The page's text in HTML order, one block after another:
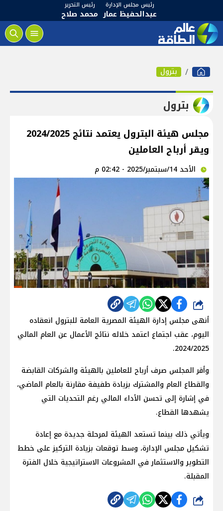
رئيس مجلس الإدارة
عبدالحفيظ عمار
رئيس التحرير
محمد صلاح
بترول
بترول
مجلس هيئة البترول يعتمد نتائج 2024/2025
ويقر أرباح العاملين
الأحد 14/سبتمبر/2025 - 02:42 م
شارك
أنهى مجلس إدارة الهيئة المصرية العامة للبترول انعقاده
اليوم، عقب اجتماع اعتمد خلاله نتائج الأعمال عن العام المالي
2024/2025.
وأقر المجلس صرف أرباح للعاملين بالهيئة والشركات القابضة
والقطاع العام والمشترك بزيادة طفيفة مقارنة بالعام الماضي،
في إشارة إلى تحسن الأداء المالي رغم التحديات التي
يشهدها القطاع.
ويأتي ذلك بينما تستعد الهيئة لمرحلة جديدة مع إعادة
تشكيل مجلس الإدارة، وسط توقعات بزيادة التركيز على خطط
التطوير والاستثمار في المشروعات الاستراتيجية خلال الفترة
المقبلة.
شارك